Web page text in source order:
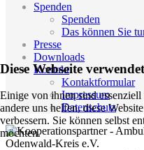
Spenden
Spenden
Das können Sie
Presse
Downloads
Kontakt
Kontaktformular
Impressum
Datenschutz
Diese Webseite
Einige von ihnen sind
andere uns helfen, diese
verbessern. Sie können selbst
möchten.